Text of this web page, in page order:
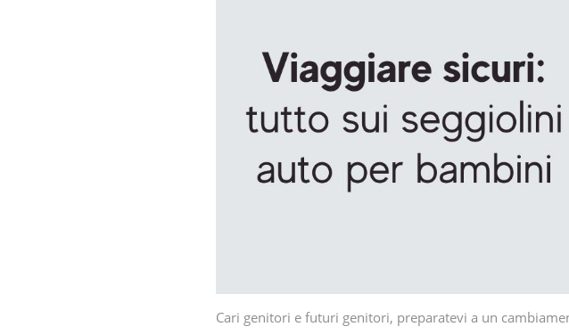
Cari genitori e futuri genitori, preparatevi a un